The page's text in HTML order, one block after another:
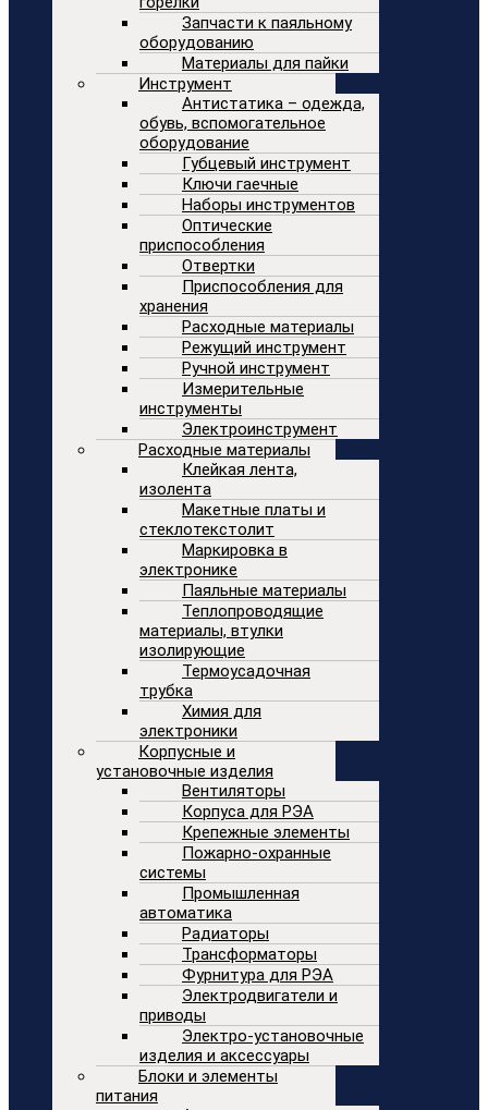
Запчасти к паяльному
оборудованию
Материалы для пайки
Инструмент
Антистатика – одежда,
обувь, вспомогательное
оборудование
Губцевый инструмент
Ключи гаечные
Наборы инструментов
Оптические
приспособления
Отвертки
Приспособления для
хранения
Расходные материалы
Режущий инструмент
Ручной инструмент
Измерительные
инструменты
Электроинструмент
Расходные материалы
Клейкая лента,
изолента
Макетные платы и
стеклотекстолит
Маркировка в
электронике
Паяльные материалы
Теплопроводящие
материалы, втулки
изолирующие
Термоусадочная
трубка
Химия для
электроники
Корпусные и
установочные изделия
Вентиляторы
Корпуса для РЭА
Крепежные элементы
Пожарно-охранные
системы
Промышленная
автоматика
Радиаторы
Трансформаторы
Фурнитура для РЭА
Электродвигатели и
приводы
Электро-установочные
изделия и аксессуары
Блоки и элементы
питания